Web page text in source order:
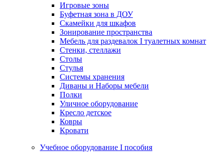
Игровые зоны
Буфетная зона в ДОУ
Скамейки для шкафов
Зонирование пространства
Мебель для раздевалок I туалетных комнат
Стенки, стеллажи
Столы
Стулья
Системы хранения
Диваны и Наборы мебели
Полки
Уличное оборудование
Кресло детское
Ковры
Кровати
Учебное оборудование I пособия